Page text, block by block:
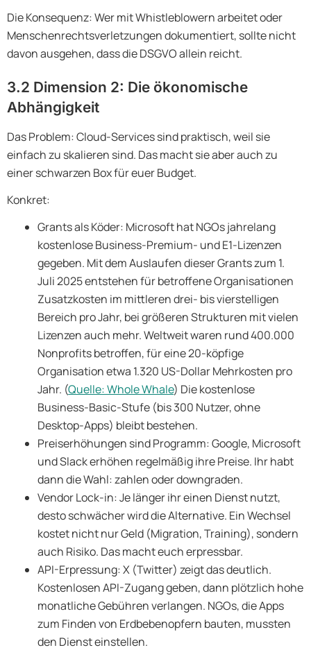
Die Konsequenz: Wer mit Whistleblowern arbeitet oder
Menschenrechtsverletzungen dokumentiert, sollte nicht
davon ausgehen, dass die DSGVO allein reicht.
3.2 Dimension 2: Die ökonomische
Abhängigkeit
Das Problem: Cloud-Services sind praktisch, weil sie
einfach zu skalieren sind. Das macht sie aber auch zu
einer schwarzen Box für euer Budget.
Konkret:
Grants als Köder: Microsoft hat NGOs jahrelang
kostenlose Business-Premium- und E1-Lizenzen
gegeben. Mit dem Auslaufen dieser Grants zum 1.
Juli 2025 entstehen für betroffene Organisationen
Zusatzkosten im mittleren drei- bis vierstelligen
Bereich pro Jahr, bei größeren Strukturen mit vielen
Lizenzen auch mehr. Weltweit waren rund 400.000
Nonprofits betroffen, für eine 20-köpfige
Organisation etwa 1.320 US-Dollar Mehrkosten pro
Jahr. (Quelle: Whole Whale) Die kostenlose
Business-Basic-Stufe (bis 300 Nutzer, ohne
Desktop-Apps) bleibt bestehen.
Preiserhöhungen sind Programm: Google, Microsoft
und Slack erhöhen regelmäßig ihre Preise. Ihr habt
dann die Wahl: zahlen oder downgraden.
Vendor Lock-in: Je länger ihr einen Dienst nutzt,
desto schwächer wird die Alternative. Ein Wechsel
kostet nicht nur Geld (Migration, Training), sondern
auch Risiko. Das macht euch erpressbar.
API-Erpressung: X (Twitter) zeigt das deutlich.
Kostenlosen API-Zugang geben, dann plötzlich hohe
monatliche Gebühren verlangen. NGOs, die Apps
zum Finden von Erdbebenopfern bauten, mussten
den Dienst einstellen.